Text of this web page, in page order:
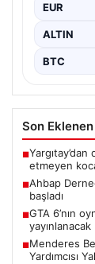
EUR
ALTIN
BTC
Son
■
etmeyen
■Ahbap
başladı
■GTA 6’nın
yayınlanacak
■Menderes
Yardımcısı